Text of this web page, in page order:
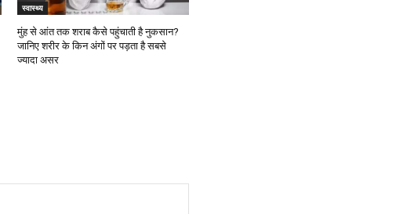
स्वास्थ्य
मुंह से आंत तक शराब कैसे पहुंचाती है नुकसान?
जानिए शरीर के किन अंगों पर पड़ता है सबसे
ज्यादा असर